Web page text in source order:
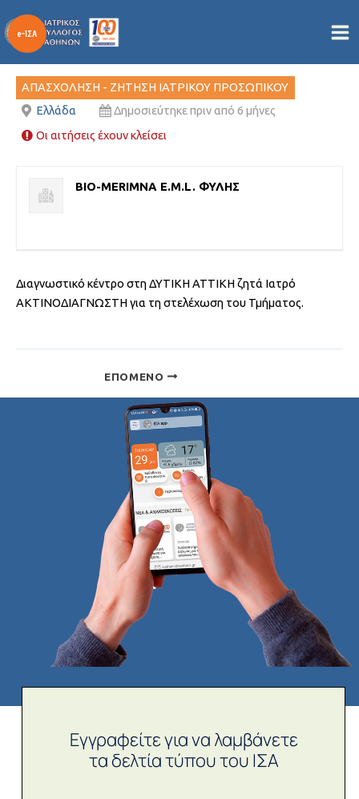
στο
περιεχόμενο
ΙΑΤΡΙΚΟ ΠΡΟΣΩΠΙΚΟ
/28/01/2026
ΑΠΑΣΧΟΛΗΣΗ - ΖΗΤΗΣΗ ΙΑΤΡΙΚΟΥ ΠΡΟΣΩΠΙΚΟΥ
Ελλάδα
Δημοσιεύτηκε πριν από 6 μήνες
Οι αιτήσεις έχουν κλείσει
BIO-MERIMNA E.M.L. ΦΥΛΗΣ
Διαγνωστικό κέντρο στη ΔΥΤΙΚΗ ΑΤΤΙΚΗ ζητά Ιατρό
ΑΚΤΙΝΟΔΙΑΓΝΩΣΤΗ για τη στελέχωση του Τμήματος.
ΕΠΌΜΕΝΟ
Εγγραφείτε για να λαμβάνετε
τα δελτία τύπου του ΙΣΑ